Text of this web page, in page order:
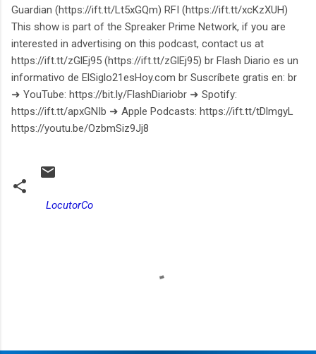
Guardian (https://ift.tt/Lt5xGQm) RFI (https://ift.tt/xcKzXUH)
This show is part of the Spreaker Prime Network, if you are
interested in advertising on this podcast, contact us at
https://ift.tt/zGlEj95 (https://ift.tt/zGlEj95) br Flash Diario es un
informativo de ElSiglo21esHoy.com br Suscríbete gratis en: br
➜ YouTube: https://bit.ly/FlashDiariobr ➜ Spotify:
https://ift.tt/apxGNIb ➜ Apple Podcasts: https://ift.tt/tDlmgyL
https://youtu.be/OzbmSiz9Jj8
LocutorCo